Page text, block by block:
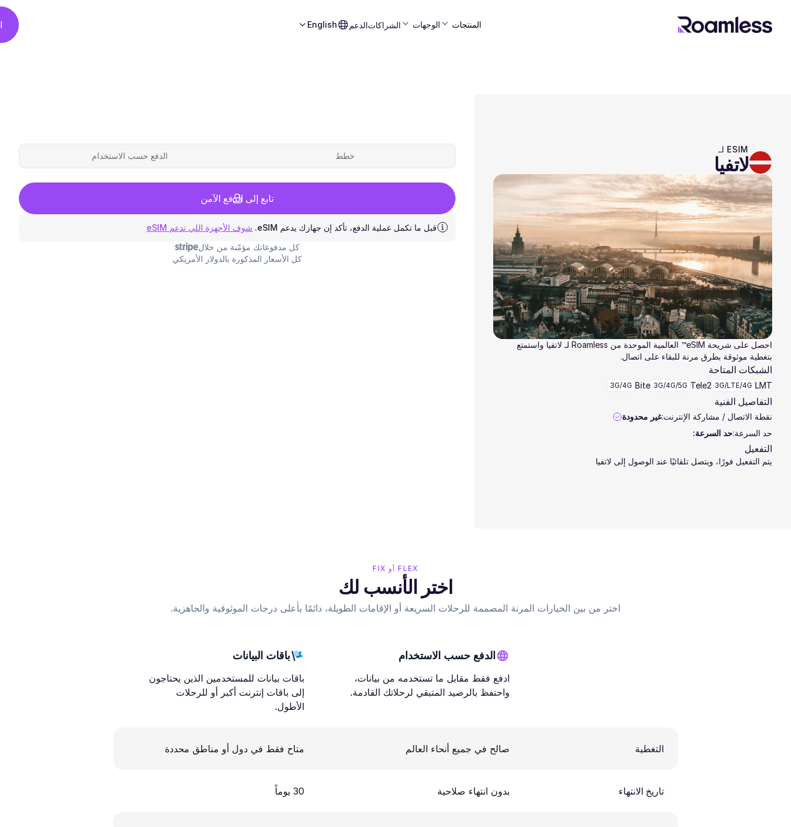
المنتجات الوجهات الشراكاتالدعم English
ESIM لـ
لاتفيا
احصل على شريحة eSIM™ العالمية الموحدة من Roamless لـ لاتفيا واستمتع
بتغطية موثوقة بطرق مرنة للبقاء على اتصال.
الشبكات المتاحة
LMT
3G/LTE/4G
Tele2
3G/4G/5G
Bite
3G/4G
التفاصيل الفنية
نقطة الاتصال / مشاركة الإنترنت:غير محدودة
حد السرعة:حد السرعة:
التفعيل
يتم التفعيل فورًا، ويتصل تلقائيًا عند الوصول إلى لاتفيا
خطط الدفع حسب الاستخدام
تابع إلى الدفع الآمن
قبل ما تكمل عملية الدفع، تأكد إن جهازك يدعم eSIM.
شوف الأجهزة اللي تدعم eSIM
كل مدفوعاتك مؤمّنة من خلال
كل الأسعار المذكورة بالدولار الأمريكي
FLEX أو FIX
اختر الأنسب لك
اختر من بين الخيارات المرنة المصممة للرحلات السريعة أو الإقامات الطويلة، دائمًا بأعلى درجات الموثوقية والجاهزية.
الدفع حسب الاستخدام
ادفع فقط مقابل ما تستخدمه من بيانات،
واحتفظ بالرصيد المتبقي لرحلاتك القادمة.
باقات البيانات
باقات بيانات للمستخدمين الذين يحتاجون
إلى باقات إنترنت أكبر أو للرحلات
الأطول.
التغطية صالح في جميع أنحاء العالم متاح فقط في دول أو مناطق محددة
تاريخ الانتهاء بدون انتهاء صلاحية 30 يوماً